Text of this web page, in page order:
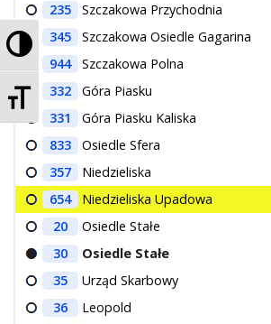
Przełącz wysoki
Zmień rozmiar
235
Szczakowa Przychodnia
345
Szczakowa Osiedle Gagarina
944
Szczakowa Polna
332
Góra Piasku
331
Góra Piasku Kaliska
833
Osiedle Sfera
357
Niedzieliska
654
Niedzieliska Upadowa
20
Osiedle Stałe
30
Osiedle Stałe
35
Urząd Skarbowy
36
Leopold